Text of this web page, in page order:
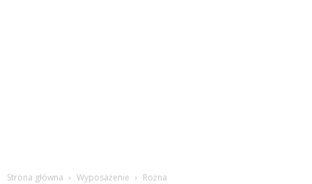
Strona główna Wyposażenie Rożna